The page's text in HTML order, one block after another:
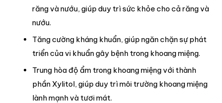
răng và nướu, giúp duy trì sức khỏe cho cả răng và
nướu.
Tăng cường kháng khuẩn, giúp ngăn chặn sự phát
triển của vi khuẩn gây bệnh trong khoang miệng.
Trung hòa độ ẩm trong khoang miệng với thành
phần Xylitol, giúp duy trì môi trường khoang miệng
lành mạnh và tươi mát.